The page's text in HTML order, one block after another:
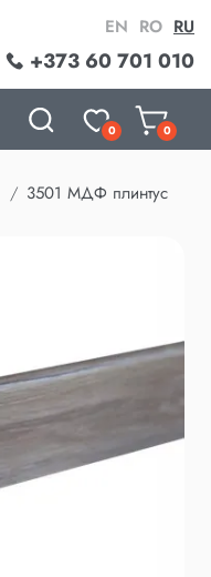
+373 60 701 010
EN RO RU
0 0
3501 МДФ плинтус